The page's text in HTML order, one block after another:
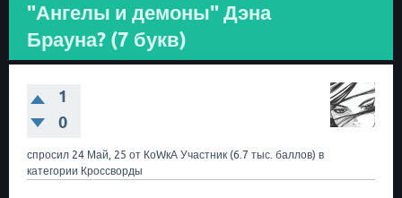
"Ангелы и демоны" Дэна
Брауна? (7 букв)
1
0
спросил 24 Май, 25 от КоWкА Участник (6.7 тыс. баллов) в
категории Кроссворды